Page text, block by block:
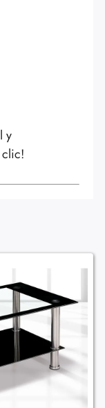
y
clic!